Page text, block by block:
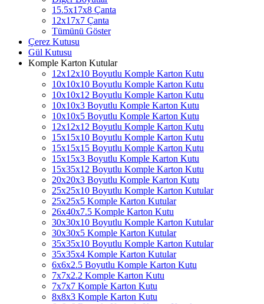
15.5x17x8 Çanta
12x17x7 Çanta
Tümünü Göster
Çerez Kutusu
Gül Kutusu
Komple Karton Kutular
12x12x10 Boyutlu Komple Karton Kutu
10x10x10 Boyutlu Komple Karton Kutu
10x10x12 Boyutlu Komple Karton Kutu
10x10x3 Boyutlu Komple Karton Kutu
10x10x5 Boyutlu Komple Karton Kutu
12x12x12 Boyutlu Komple Karton Kutu
15x15x10 Boyutlu Komple Karton Kutu
15x15x15 Boyutlu Komple Karton Kutu
15x15x3 Boyutlu Komple Karton Kutu
15x35x12 Boyutlu Komple Karton Kutu
20x20x3 Boyutlu Komple Karton Kutu
25x25x10 Boyutlu Komple Karton Kutular
25x25x5 Komple Karton Kutular
26x40x7.5 Komple Karton Kutu
30x30x10 Boyutlu Komple Karton Kutular
30x30x5 Komple Karton Kutular
35x35x10 Boyutlu Komple Karton Kutular
35x35x4 Komple Karton Kutular
6x6x2.5 Boyutlu Komple Karton Kutu
7x7x2.2 Komple Karton Kutu
7x7x7 Komple Karton Kutu
8x8x3 Komple Karton Kutu